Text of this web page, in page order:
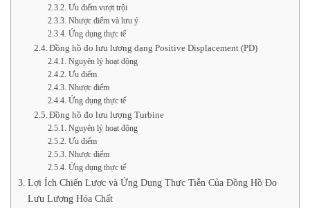
Ưu điểm vượt trội
Nhược điểm và lưu ý
Ứng dụng thực tế
Đồng hồ đo lưu lượng dạng Positive Displacement (PD)
Nguyên lý hoạt động
Ưu điểm
Nhược điểm
Ứng dụng thực tế
Đồng hồ đo lưu lượng Turbine
Nguyên lý hoạt động
Ưu điểm
Nhược điểm
Ứng dụng thực tế
Lợi Ích Chiến Lược và Ứng Dụng Thực Tiễn Của Đồng Hồ Đo
Lưu Lượng Hóa Chất